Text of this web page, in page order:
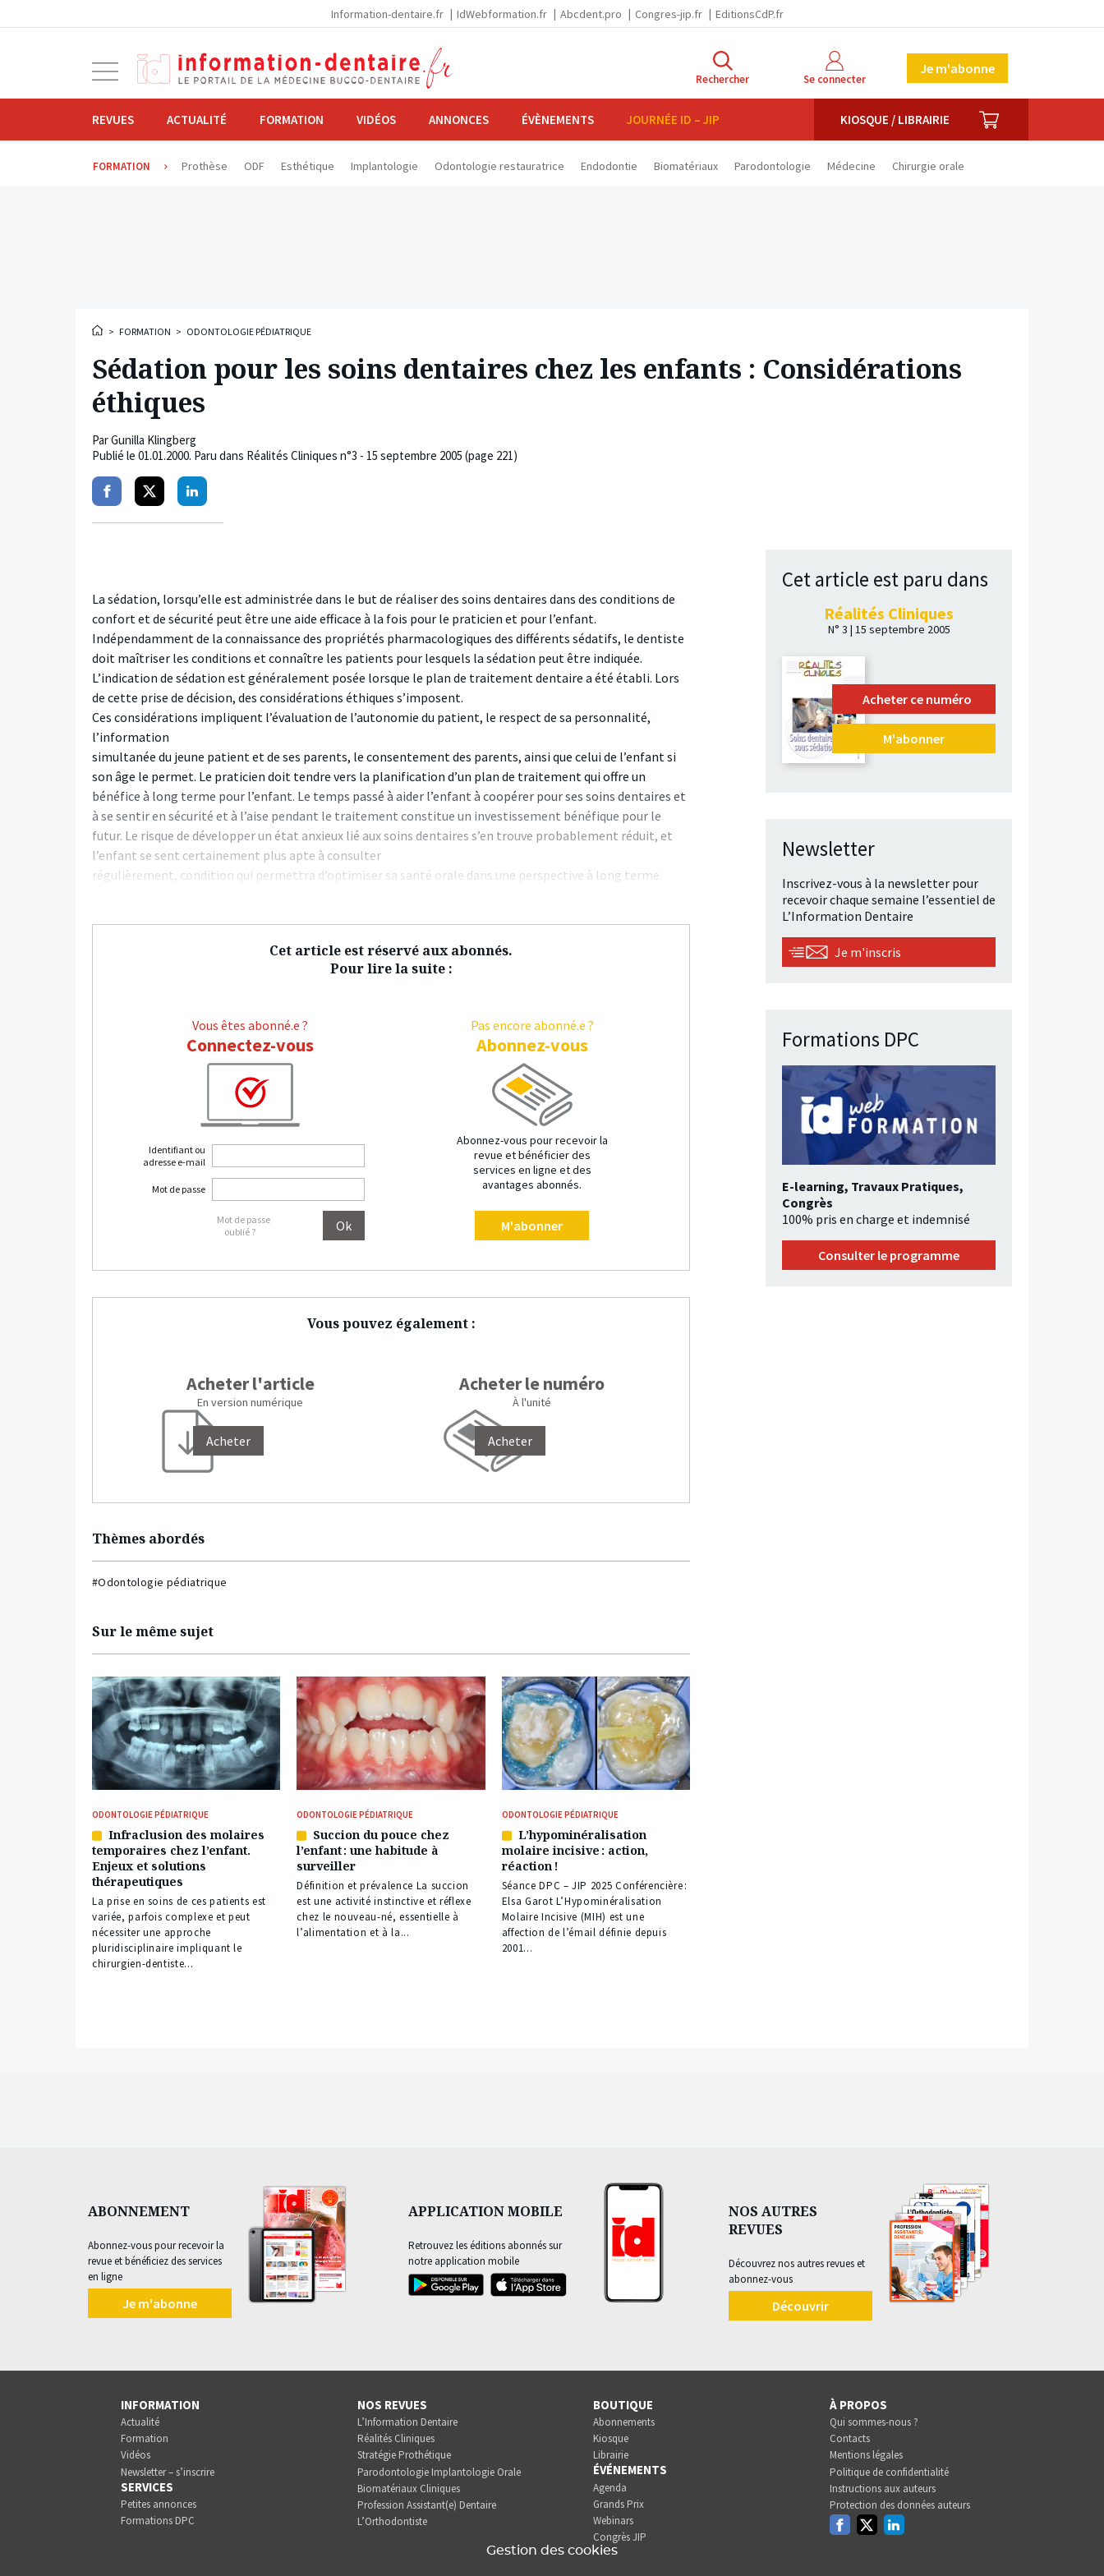
Information-dentaire.fr IdWebformation.fr Abcdent.pro Congres-jip.fr EditionsCdP.fr
navigation
Rechercher Se connecter
Je m'abonne
REVUES ACTUALITÉ FORMATION VIDÉOS ANNONCES ÉVÈNEMENTS JOURNÉE ID – JIP KIOSQUE / LIBRAIRIE PANIER
FORMATION Prothèse ODF Esthétique Implantologie Odontologie restauratrice Endodontie Biomatériaux Parodontologie Médecine Chirurgie orale
> FORMATION > ODONTOLOGIE PÉDIATRIQUE
Sédation pour les soins dentaires chez les enfants : Considérations
éthiques
ParGunilla Klingberg
Publié le 01.01.2000. Paru dans Réalités Cliniques n°3 - 15 septembre 2005 (page 221)
PartagerPartagerPartager
La sédation, lorsqu’elle est administrée dans le but de réaliser des soins dentaires dans des conditions de
confort et de sécurité peut être une aide efficace à la fois pour le praticien et pour l’enfant.
Indépendamment de la connaissance des propriétés pharmacologiques des différents sédatifs, le dentiste
doit maîtriser les conditions et connaître les patients pour lesquels la sédation peut être indiquée.
L’indication de sédation est généralement posée lorsque le plan de traitement dentaire a été établi. Lors
de cette prise de décision, des considérations éthiques s’imposent.
Ces considérations impliquent l’évaluation de l’autonomie du patient, le respect de sa personnalité,
l’information
simultanée du jeune patient et de ses parents, le consentement des parents, ainsi que celui de l’enfant si
son âge le permet. Le praticien doit tendre vers la planification d’un plan de traitement qui offre un
bénéfice à long terme pour l’enfant. Le temps passé à aider l’enfant à coopérer pour ses soins dentaires et
à se sentir en sécurité et à l’aise pendant le traitement constitue un investissement bénéfique pour le
futur. Le risque de développer un état anxieux lié aux soins dentaires s’en trouve probablement réduit, et
l’enfant se sent certainement plus apte à consulter
régulièrement, condition qui permettra d’optimiser sa santé orale dans une perspective à long terme.
Cet article est réservé aux abonnés.
Pour lire la suite :
Vous êtes abonné.e ?
Connectez-vous
Identifiant ou
adresse e-mail
Mot de passe
Mot de passe
oublié ?
Pas encore abonné.e ?
Abonnez-vous
Abonnez-vous pour recevoir la
revue et bénéficier des
services en ligne et des
avantages abonnés.
M'abonner
Vous pouvez également :
Acheter l'article
En version numérique
Acheter
Acheter le numéro
À l'unité
Acheter
Thèmes abordés
#Odontologie pédiatrique
Sur le même sujet
ODONTOLOGIE PÉDIATRIQUE
Article
réservé
à
nos
abonnés
Infraclusion des molaires
temporaires chez l’enfant.
Enjeux et solutions
thérapeutiques
La prise en soins de ces patients est
variée, parfois complexe et peut
nécessiter une approche
pluridisciplinaire impliquant le
chirurgien-dentiste...
ODONTOLOGIE PÉDIATRIQUE
Article
réservé
à
nos
abonnés
Succion du pouce chez
l’enfant : une habitude à
surveiller
Définition et prévalence La succion
est une activité instinctive et réflexe
chez le nouveau-né, essentielle à
l’alimentation et à la...
ODONTOLOGIE PÉDIATRIQUE
Article
réservé
à
nos
abonnés
L’hypominéralisation
molaire incisive : action,
réaction !
Séance DPC – JIP 2025 Conférencière :
Elsa Garot L’Hypominéralisation
Molaire Incisive (MIH) est une
affection de l’émail définie depuis
2001...
Cet article est paru dans
Réalités Cliniques
N° 3 | 15 septembre 2005
Acheter ce numéro
M'abonner
Newsletter
Inscrivez-vous à la newsletter pour
recevoir chaque semaine l’essentiel de
L’Information Dentaire
Je m'inscris
Formations DPC
E-learning, Travaux Pratiques,
Congrès
100% pris en charge et indemnisé
Consulter le programme
ABONNEMENT
Abonnez-vous pour recevoir la
revue et bénéficiez des services
en ligne
Je m'abonne
APPLICATION MOBILE
Retrouvez les éditions abonnés sur
notre application mobile
NOS AUTRES
REVUES
Découvrez nos autres revues et
abonnez-vous
Découvrir
INFORMATION
Actualité
Formation
Vidéos
Newsletter – s’inscrire
SERVICES
Petites annonces
Formations DPC
NOS REVUES
L’Information Dentaire
Réalités Cliniques
Stratégie Prothétique
Parodontologie Implantologie Orale
Biomatériaux Cliniques
Profession Assistant(e) Dentaire
L’Orthodontiste
BOUTIQUE
Abonnements
Kiosque
Librairie
ÉVÉNEMENTS
Agenda
Grands Prix
Webinars
Congrès JIP
À PROPOS
Qui sommes-nous ?
Contacts
Mentions légales
Politique de confidentialité
Instructions aux auteurs
Protection des données auteurs
FacebookTwitterLinkedin
Gestion des cookies